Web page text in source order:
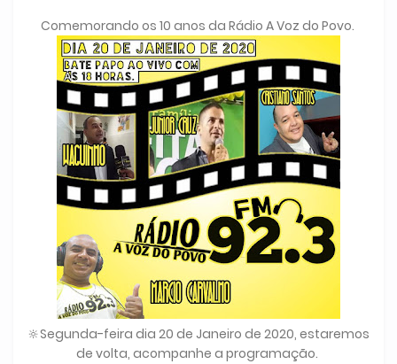
Comemorando os 10 anos da Rádio A Voz do Povo.
🔆Segunda-feira dia 20 de Janeiro de 2020, estaremos
de volta, acompanhe a programação.